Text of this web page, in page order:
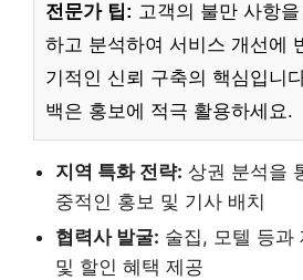
전문가 팁: 고객의 불만 사항
하고 분석하여 서비스 개선에
기적인 신뢰 구축의 핵심입니
백은 홍보에 적극 활용하세요.
지역 특화 전략: 상권 분석을
중적인 홍보 및 기사 배치
협력사 발굴: 술집, 모텔 등과
및 할인 혜택 제공